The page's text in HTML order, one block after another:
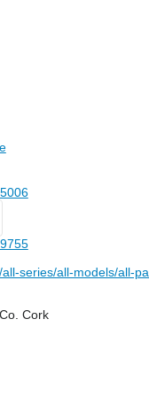
series/all-models/all-
Cork